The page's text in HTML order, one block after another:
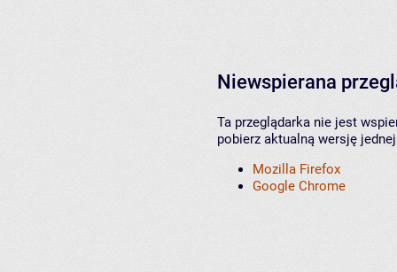
Niewspierana
Ta przeglądarka nie jest
pobierz aktualną wersję
Mozilla Firefox
Google Chrome